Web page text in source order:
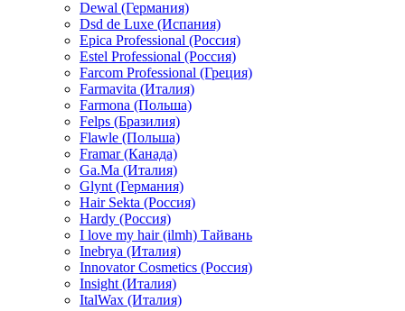
Dewal (Германия)
Dsd de Luxe (Испания)
Epica Professional (Россия)
Estel Professional (Россия)
Farcom Professional (Греция)
Farmavita (Италия)
Farmona (Польша)
Felps (Бразилия)
Flawle (Польша)
Framar (Канада)
Ga.Ma (Италия)
Glynt (Германия)
Hair Sekta (Россия)
Hardy (Россия)
I love my hair (ilmh) Тайвань
Inebrya (Италия)
Innovator Cosmetics (Россия)
Insight (Италия)
ItalWax (Италия)